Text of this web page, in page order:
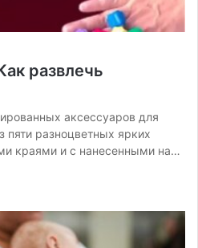
развлечь
аксессуаров для
пяти разноцветных ярких
краями и с нанесенными на…